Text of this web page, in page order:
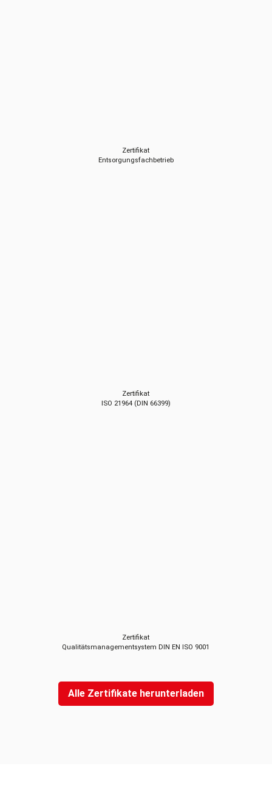
Zertifikat
Entsorgungsfachbetrieb
Zertifikat
ISO 21964 (DIN 66399)
Zertifikat
Qualitätsmanagementsystem DIN EN ISO 9001
Alle Zertifikate herunterladen